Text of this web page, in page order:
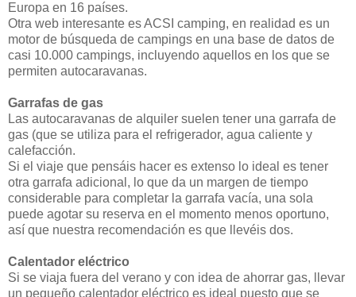
Europa en 16 países.
Otra web interesante es ACSI camping, en realidad es un
motor de búsqueda de campings en una base de datos de
casi 10.000 campings, incluyendo aquellos en los que se
permiten autocaravanas.
Garrafas de gas
Las autocaravanas de alquiler suelen tener una garrafa de
gas (que se utiliza para el refrigerador, agua caliente y
calefacción.
Si el viaje que pensáis hacer es extenso lo ideal es tener
otra garrafa adicional, lo que da un margen de tiempo
considerable para completar la garrafa vacía, una sola
puede agotar su reserva en el momento menos oportuno,
así que nuestra recomendación es que llevéis dos.
Calentador eléctrico
Si se viaja fuera del verano y con idea de ahorrar gas, llevar
un pequeño calentador eléctrico es ideal puesto que se